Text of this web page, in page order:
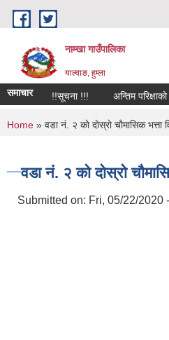
Skip to main content
नाम्खा गाउँपालिका
याल्वाङ, हुम्ला
समाचार
सूचना !!सूचना !!! अन्तिम परिक्षाको
You are here
Home » वडा नं. २ काे दाेस्राे चाैमासिक भत्ता
वडा नं. २ काे दाेस्राे
Submitted on: Fri, 05/22/2020